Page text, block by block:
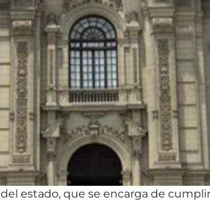
estado, que se encarga de